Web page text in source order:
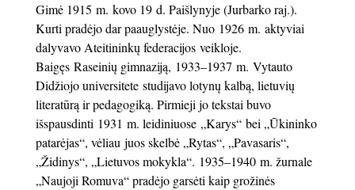
Gimė 1915 m. kovo 19 d. Paišlynyje (Jurbarko raj.).
Kurti pradėjo dar paauglystėje. Nuo 1926 m. aktyviai
dalyvavo Ateitininkų federacijos veikloje.
Baigęs Raseinių gimnaziją, 1933–1937 m. Vytauto
Didžiojo universitete studijavo lotynų kalbą, lietuvių
literatūrą ir pedagogiką. Pirmieji jo tekstai buvo
išspausdinti 1931 m. leidiniuose „Karys“ bei „Ūkininko
patarėjas“, vėliau juos skelbė „Rytas“, „Pavasaris“,
„Židinys“, „Lietuvos mokykla“. 1935–1940 m. žurnale
„Naujoji Romuva“ pradėjo garsėti kaip grožinės